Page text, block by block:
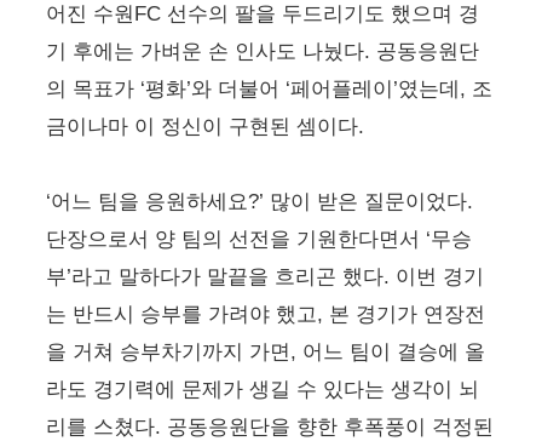
어진 수원FC 선수의 팔을 두드리기도 했으며 경
기 후에는 가벼운 손 인사도 나눴다. 공동응원단
의 목표가 ‘평화’와 더불어 ‘페어플레이’였는데, 조
금이나마 이 정신이 구현된 셈이다.
‘어느 팀을 응원하세요?’ 많이 받은 질문이었다.
단장으로서 양 팀의 선전을 기원한다면서 ‘무승
부’라고 말하다가 말끝을 흐리곤 했다. 이번 경기
는 반드시 승부를 가려야 했고, 본 경기가 연장전
을 거쳐 승부차기까지 가면, 어느 팀이 결승에 올
라도 경기력에 문제가 생길 수 있다는 생각이 뇌
리를 스쳤다. 공동응원단을 향한 후폭풍이 걱정된